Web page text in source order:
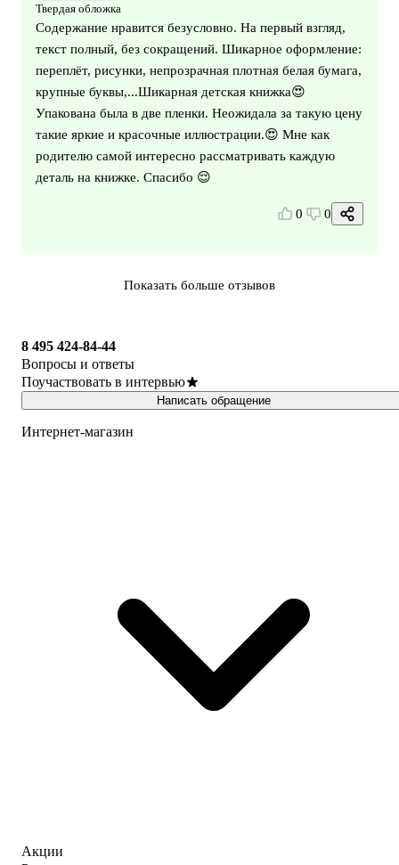
Твердая обложка
Содержание нравится безусловно. На первый взгляд,
текст полный, без сокращений. Шикарное оформление:
переплёт, рисунки, непрозрачная плотная белая бумага,
крупные буквы,...Шикарная детская книжка😍
Упакована была в две пленки. Неожидала за такую цену
такие яркие и красочные иллюстрации.😍 Мне как
родителю самой интересно рассматривать каждую
деталь на книжке. Спасибо 😌
0 0
Показать больше отзывов
8 495 424-84-44
Вопросы и ответы
Поучаствовать в интервью
Написать обращение
Интернет-магазин
Акции